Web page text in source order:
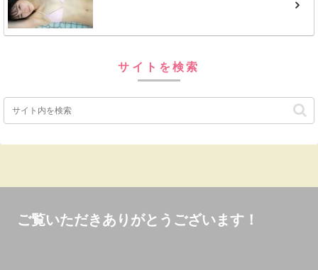
サイトを検索
ご覧いただきありがとうございます！